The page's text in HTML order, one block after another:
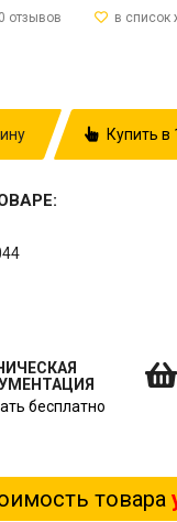
0 отзывов
Купить в
бесплатно
товара